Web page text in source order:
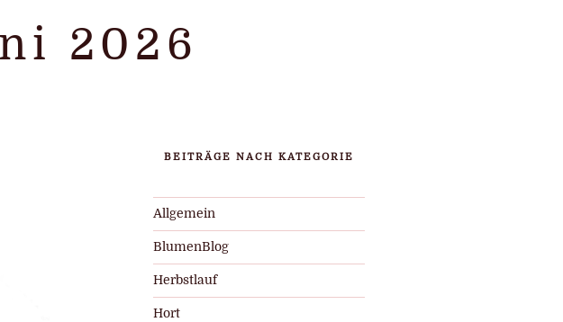
2026
BEITRÄGE NACH KATEGORIE
Allgemein
BlumenBlog
Herbstlauf
Hort